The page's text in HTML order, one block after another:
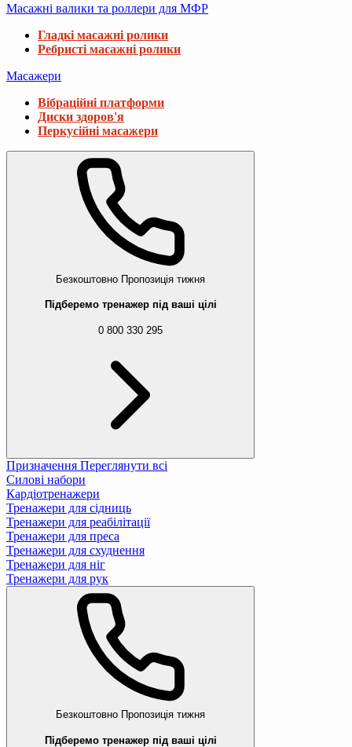
Масажні валики та роллери для МФР
Гладкі масажні ролики
Ребристі масажні ролики
Масажери
Вібраційні платформи
Диски здоров'я
Перкусійні масажери
Безкоштовно Пропозиція тижня
Підберемо тренажер під ваші цілі
0 800 330 295
Призначення Переглянути всі
Силові набори
Кардіотренажери
Тренажери для сідниць
Тренажери для реабілітації
Тренажери для преса
Тренажери для схуднення
Тренажери для ніг
Тренажери для рук
Безкоштовно Пропозиція тижня
Підберемо тренажер під ваші цілі